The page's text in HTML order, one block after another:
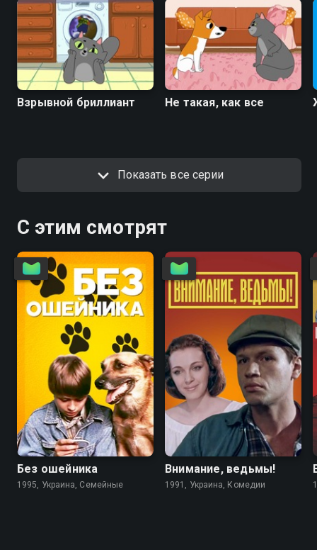
Взрывной бриллиант Не такая, как все
Показать все серии
С этим смотрят
6.7 4.6
Без ошейника
1995, Украина, Семейные
5.6
Внимание, ведьмы!
1991, Украина, Комедии